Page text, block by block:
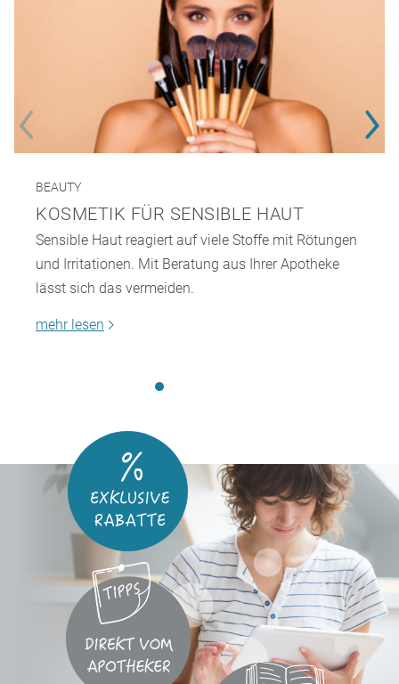
BEAUTY
KOSMETIK FÜR SENSIBLE HAUT
Sensible Haut reagiert auf viele Stoffe mit Rötungen
und Irritationen. Mit Beratung aus Ihrer Apotheke
lässt sich das vermeiden.
mehr lesen